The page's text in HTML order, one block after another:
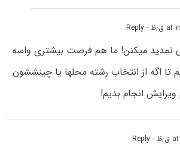
- Reply
تمدید میکنن! ما هم فرصت بیشتری واسه
تا اگه از انتخاب رشته محلها یا چینششون
انجام بدیم!
- Reply